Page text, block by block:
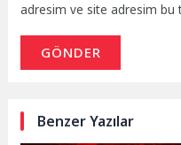
adresim ve site adresim bu
GÖNDER
Benzer Yazılar